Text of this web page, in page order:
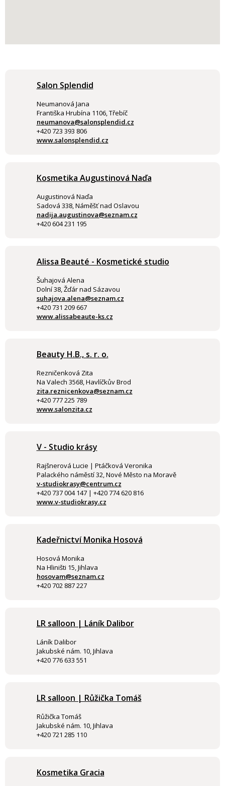
Salon Splendid
Neumanová Jana
Františka Hrubína 1106, Třebíč
neumanova@salonsplendid.cz
+420 723 393 806
www.salonsplendid.cz
Kosmetika Augustinová Naďa
Augustinová Naďa
Sadová 338, Náměšť nad Oslavou
nadija.augustinova@seznam.cz
+420 604 231 195
Alissa Beauté - Kosmetické studio
Šuhajová Alena
Dolní 38, Žďár nad Sázavou
suhajova.alena@seznam.cz
+420 731 209 667
www.alissabeaute-ks.cz
Beauty H.B., s. r. o.
Rezničenková Zita
Na Valech 3568, Havlíčkův Brod
zita.reznicenkova@seznam.cz
+420 777 225 789
www.salonzita.cz
V - Studio krásy
Rajšnerová Lucie | Ptáčková Veronika
Palackého náměstí 32, Nové Město na Moravě
v-studiokrasy@centrum.cz
+420 737 004 147 | +420 774 620 816
www.v-studiokrasy.cz
Kadeřnictví Monika Hosová
Hosová Monika
Na Hliništi 15, Jihlava
hosovam@seznam.cz
+420 702 887 227
LR salloon | Láník Dalibor
Láník Dalibor
Jakubské nám. 10, Jihlava
+420 776 633 551
LR salloon | Růžička Tomáš
Růžička Tomáš
Jakubské nám. 10, Jihlava
+420 721 285 110
Kosmetika Gracia